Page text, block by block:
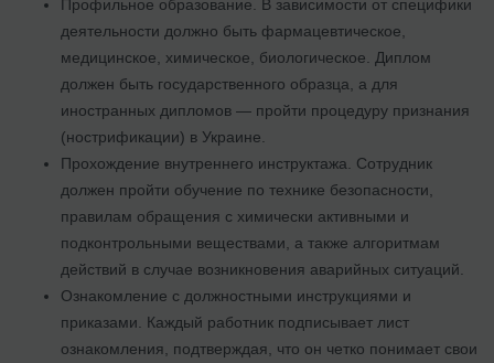
Профильное образование. В зависимости от специфики
деятельности должно быть фармацевтическое,
медицинское, химическое, биологическое. Диплом
должен быть государственного образца, а для
иностранных дипломов — пройти процедуру признания
(нострификации) в Украине.
Прохождение внутреннего инструктажа. Сотрудник
должен пройти обучение по технике безопасности,
правилам обращения с химически активными и
подконтрольными веществами, а также алгоритмам
действий в случае возникновения аварийных ситуаций.
Ознакомление с должностными инструкциями и
приказами. Каждый работник подписывает лист
ознакомления, подтверждая, что он четко понимает свои